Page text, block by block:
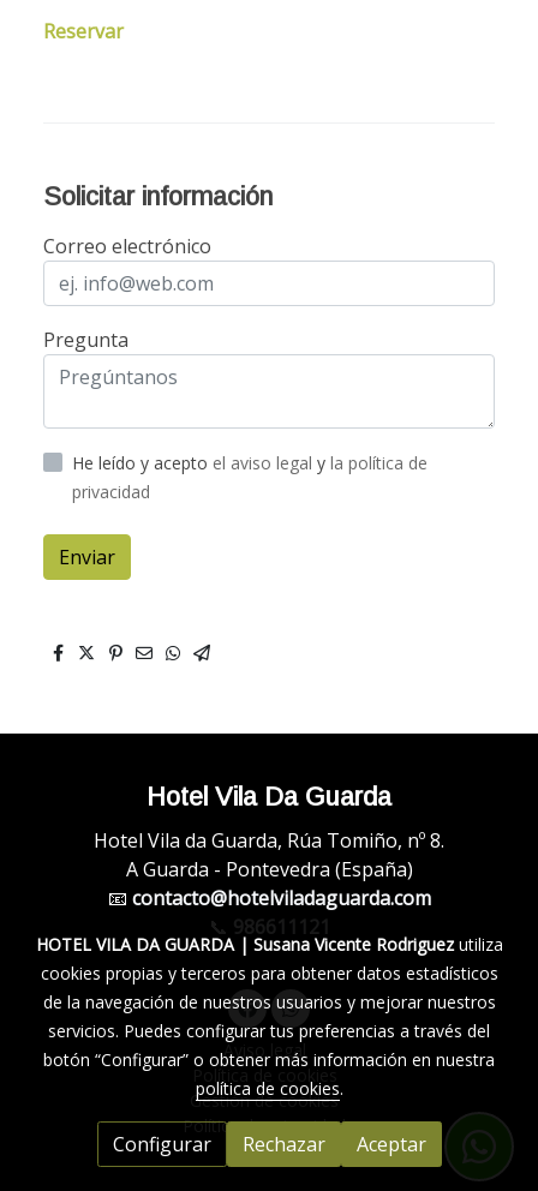
Reservar
Solicitar información
Correo electrónico
Pregunta
He leído y acepto el aviso legal y la política de
privacidad
Enviar
Hotel Vila Da Guarda
Hotel Vila da Guarda, Rúa Tomiño, nº 8.
A Guarda - Pontevedra (España)
📧 contacto@hotelviladaguarda.com
📞 986611121
Aviso legal
Gestión de cookies
Política de privacidad
HOTEL VILA DA GUARDA | Susana Vicente Rodriguezutiliza
cookies propias y terceros para obtener datos estadísticos
de la navegación de nuestros usuarios y mejorar nuestros
servicios. Puedes configurar tus preferencias a través del
botón “Configurar” o obtener más información en nuestra
política de cookies.
Configurar Rechazar Aceptar